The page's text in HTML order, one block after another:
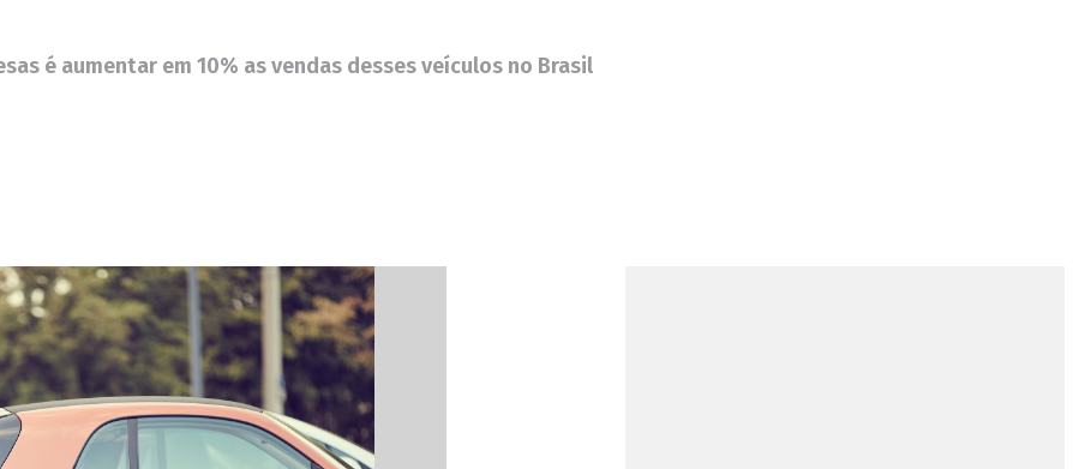
é aumentar em 10% as vendas desses veículos no Brasil